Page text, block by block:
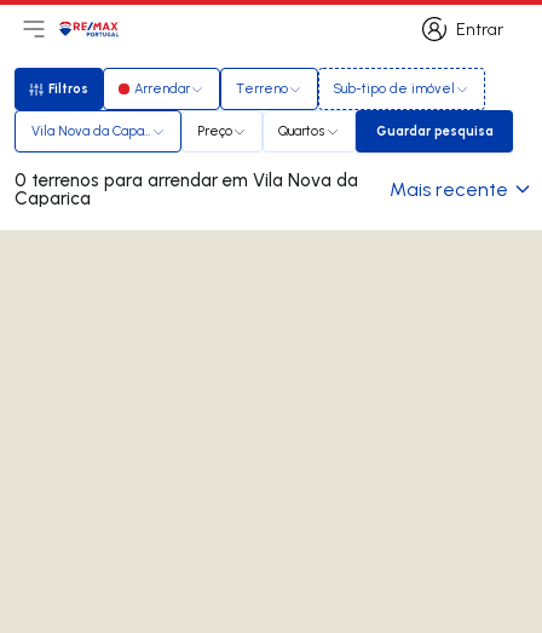
Entrar
Entrar
Abri menu principal
LogoIr para página inicial
Filtros
Filtros Arrendar Terreno Sub-tipo de imóvel
Vila Nova da Caparica Preço Quartos Guardar
Guardar pesquisa
0 terrenos para arrendar em Vila Nova da
Caparica Mais recente